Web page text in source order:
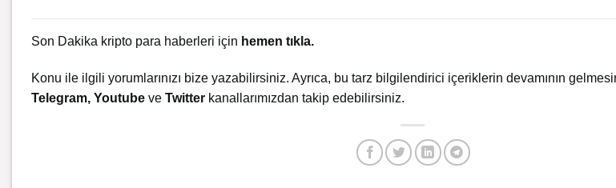
Son Dakika kripto para haberleri için hemen tıkla.
Konu ile ilgili yorumlarınızı bize yazabilirsiniz. Ayrıca, bu tarz bilgilendirici içeriklerin devamının
Telegram, Youtube ve Twitter kanallarımızdan takip edebilirsiniz.